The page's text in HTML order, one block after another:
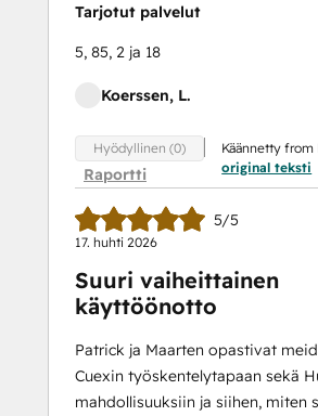
Tarjotut palvelut
5, 85, 2 ja 18
Koerssen, L.
Hyödyllinen (0)
Raportti
Käännetty from
original teksti
5/5
17. huhti 2026
Suuri vaiheittainen
käyttöönotto
Patrick ja Maarten opastivat
Cuexin työskentelytapaan sekä
mahdollisuuksiin ja siihen, miten